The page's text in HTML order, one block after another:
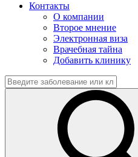
Контакты
О компании
Второе мнение
Электронная виза
Врачебная тайна
Добавить клинику